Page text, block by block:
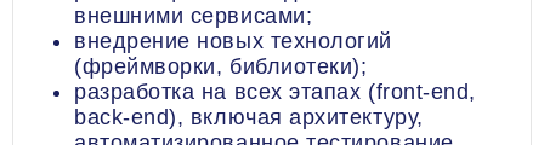
внешними сервисами;
внедрение новых технологий
(фреймворки, библиотеки);
разработка на всех этапах (front-end,
back-end), включая архитектуру,